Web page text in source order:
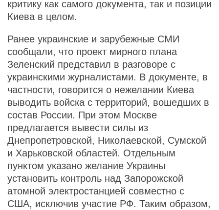
критику как самого документа, так и позиции
Киева в целом.
Ранее украинские и зарубежные СМИ
сообщали, что проект мирного плана
Зеленский представил в разговоре с
украинскими журналистами. В документе, в
частности, говорится о нежелании Киева
выводить войска с территорий, вошедших в
состав России. При этом Москве
предлагается вывести силы из
Днепропетровской, Николаевской, Сумской
и Харьковской областей. Отдельным
пунктом указано желание Украины
установить контроль над Запорожской
атомной электростанцией совместно с
США, исключив участие РФ. Таким образом,